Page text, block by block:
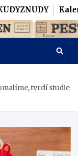
tvrdí studie